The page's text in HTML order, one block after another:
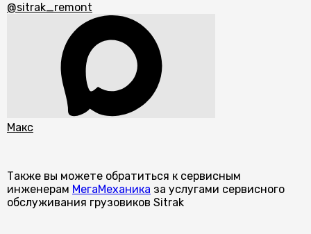
@sitrak_remont
Макс
Также вы можете обратиться к сервисным
инженерам МегаМеханика за услугами сервисного
обслуживания грузовиков Sitrak